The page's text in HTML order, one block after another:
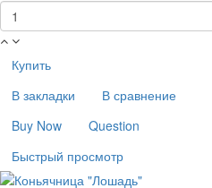
Купить
В закладки
В сравнение
Buy Now
Question
Быстрый просмотр